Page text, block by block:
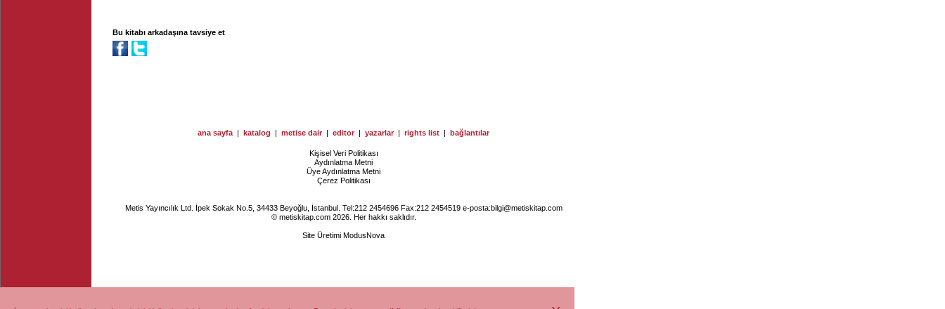
Bu kitabı arkadaşına tavsiye et
ana sayfa | katalog | metise dair | editor | yazarlar | rights list | bağlantılar
Kişisel Veri Politikası
Aydınlatma Metni
Üye Aydınlatma Metni
Çerez Politikası
Metis Yayıncılık Ltd. İpek Sokak No.5, 34433 Beyoğlu, İstanbul. Tel:212 2454696 Fax:212 2454519 e-posta:bilgi@metiskitap.com
© metiskitap.com 2026. Her hakkı saklıdır.
Site Üretimi ModusNova